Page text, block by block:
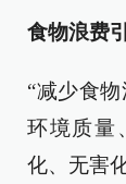
食物浪费
“减少食
环境质量
化、无害